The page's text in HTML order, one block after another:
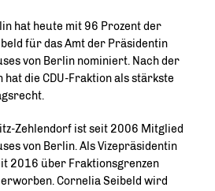
hat heute mit 96 Prozent der
für das Amt der Präsidentin
von Berlin nominiert. Nach der
hat die CDU-Fraktion als stärkste
Zehlendorf ist seit 2006 Mitglied
von Berlin. Als Vizepräsidentin
2016 über Fraktionsgrenzen
Cornelia Seibeld wird